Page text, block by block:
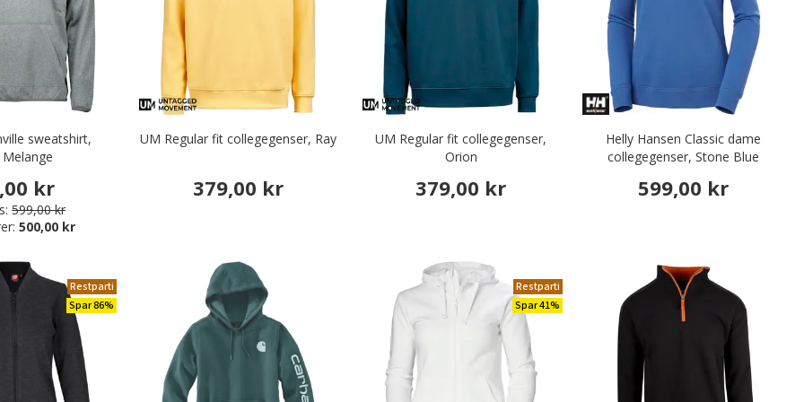
sweatshirt,
kr
599,00 kr
500,00 kr
UM Regular fit collegegenser, Ray
379,00 kr
UM Regular fit collegegenser,
Orion
379,00 kr
Helly Hansen Classic dame
collegegenser, Stone Blue
599,00 kr
Restparti
Spar 86%
Restparti
Spar 41%